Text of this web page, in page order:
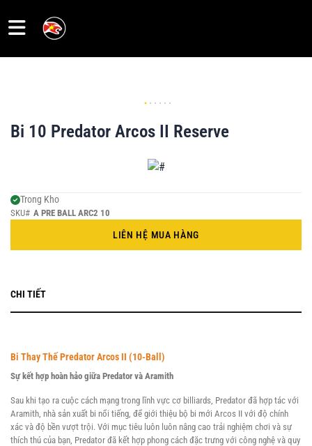
Sale
Pool
Gậy
Phá,
Bàn
Bida
Bao
Bi 10 Predator Arcos II Reserve
Trong Kho
SKU# A PRE BALL ARC2 10
LIÊN HỆ MUA HÀNG
CHI TIẾT
Bi Thay Thế Predator Arcos II (10-Ball)
Sự kết hợp hoàn hảo giữa Predator và Aramith
Sau khi tạo ra cuộc cách mạng trong lĩnh vực cơ billiards, Predator đã hợp tác với
Aramith, nhà sản xuất bi nổi tiếng, để giới thiệu bộ bi mới Arcos II với độ chính
xác và độ bền vượt trội. Với mục tiêu luôn luôn nâng cao trải nghiệm chơi và sự
thích thú của bạn, Predator đã kết hợp phong cách đặc trưng với công nghệ và quy